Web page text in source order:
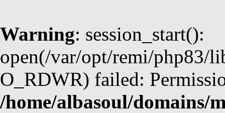
Warning: session_start():
open(/var/opt/remi/php83/
O_RDWR) failed:
/home/albasoul/domains/